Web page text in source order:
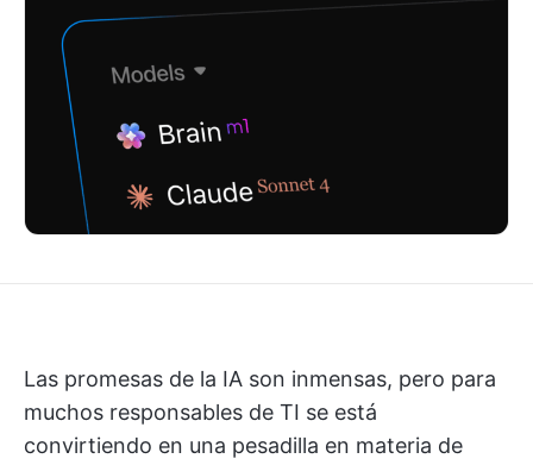
Las promesas de la IA son inmensas, pero para
muchos responsables de TI se está
convirtiendo en una pesadilla en materia de